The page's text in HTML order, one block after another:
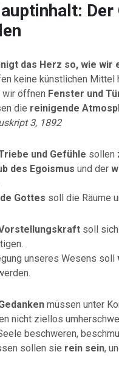
das Herz so, wie wir
keine künstlichen Mittel
wir öffnen Fenster und
die reinigende
3, 1892
und Gefühle sollen
des Egoismus und der
Gottes soll die Räume
soll
unseres Wesens soll
müssen unter
nicht ziellos
beschweren,
sollen sie rein sein,